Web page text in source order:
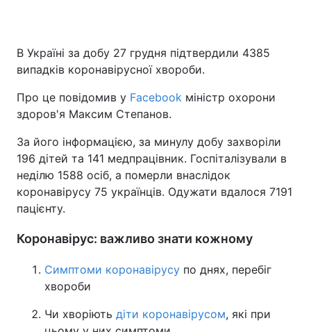
В Україні за добу 27 грудня підтвердили 4385
випадків коронавірусної хвороби.
Про це повідомив у Facebook міністр охорони
здоров'я Максим Степанов.
За його інформацією, за минулу добу захворіли
196 дітей та 141 медпрацівник. Госпіталізували в
неділю 1588 осіб, а померли внаслідок
коронавірусу 75 українців. Одужати вдалося 7191
пацієнту.
Коронавірус: важливо знати кожному
Симптоми коронавірусу по днях, перебіг
хвороби
Чи хворіють діти коронавірусом, які при